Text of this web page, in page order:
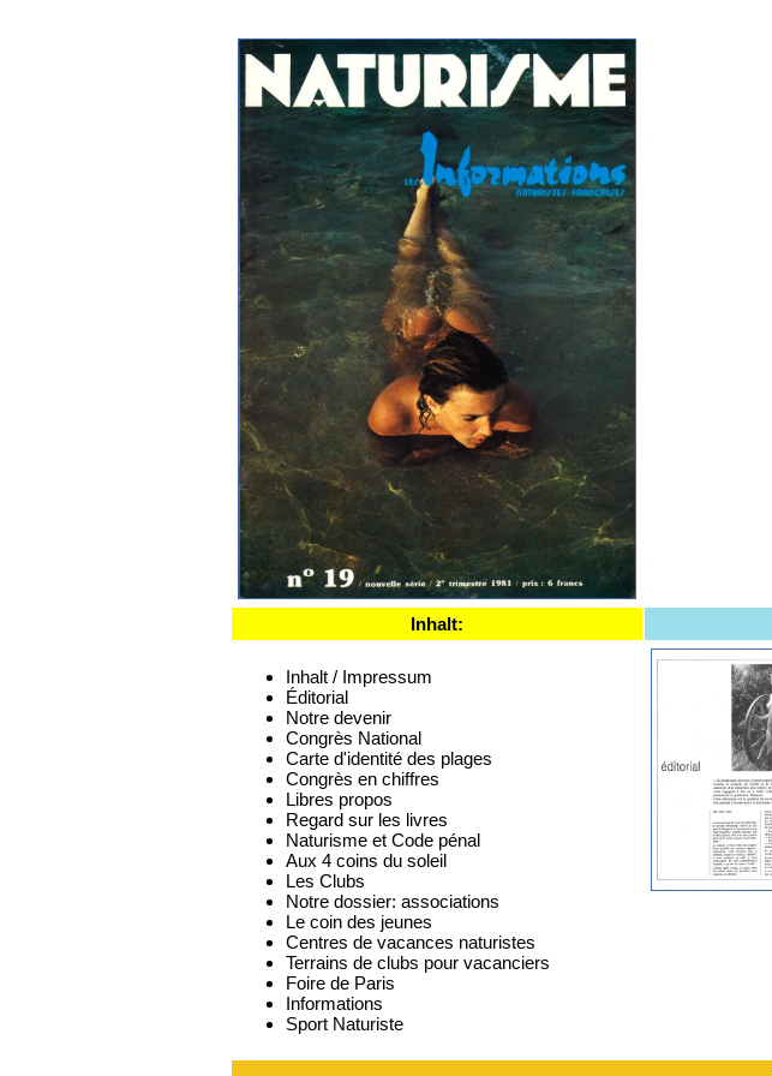
Inhalt:
Inhalt / Impressum
Éditorial
Notre devenir
Congrès National
Carte d'identité des plages
Congrès en chiffres
Libres propos
Regard sur les livres
Naturisme et Code pénal
Aux 4 coins du soleil
Les Clubs
Notre dossier: associations
Le coin des jeunes
Centres de vacances naturistes
Terrains de clubs pour vacanciers
Foire de Paris
Informations
Sport Naturiste